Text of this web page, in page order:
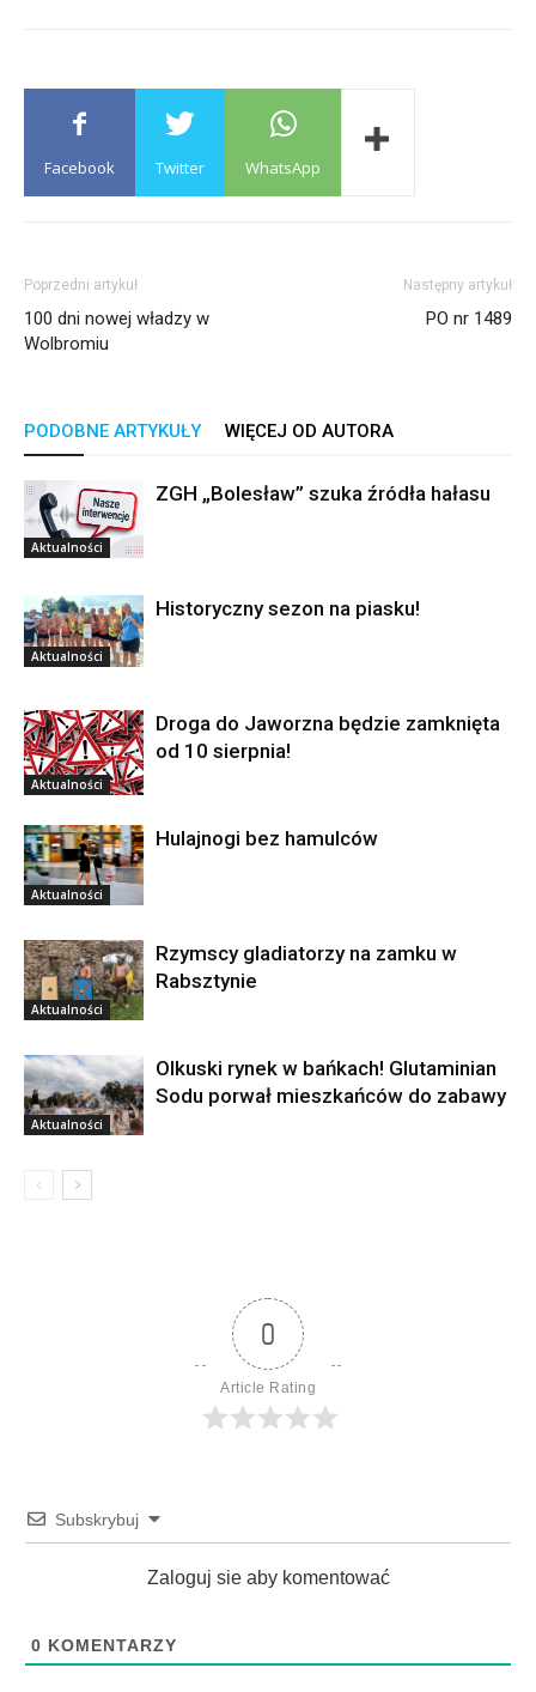
Facebook Twitter WhatsApp
Poprzedni artykuł
100 dni nowej władzy w
Wolbromiu
Następny artykuł
PO nr 1489
PODOBNE ARTYKUŁY WIĘCEJ OD AUTORA
Aktualności
ZGH „Bolesław” szuka źródła hałasu
Aktualności
Historyczny sezon na piasku!
Aktualności
Droga do Jaworzna będzie zamknięta
od 10 sierpnia!
Aktualności
Hulajnogi bez hamulców
Aktualności
Rzymscy gladiatorzy na zamku w
Rabsztynie
Aktualności
Olkuski rynek w bańkach! Glutaminian
Sodu porwał mieszkańców do zabawy
0
Article Rating
Subskrybuj
Zaloguj sie aby komentować
0 KOMENTARZY